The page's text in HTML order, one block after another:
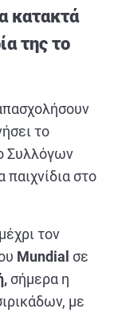
κατακτά
της το
το
Συλλόγων
στο
τον
Mundial σε
σήμερα η
με